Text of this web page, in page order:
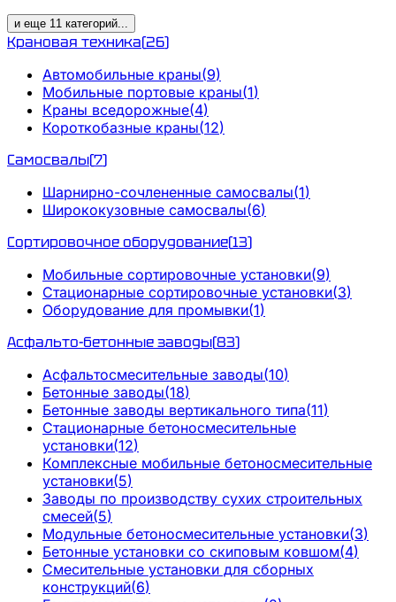
и еще 11 категорий...
Крановая техника(26)
Автомобильные краны(9)
Мобильные портовые краны(1)
Краны вседорожные(4)
Короткобазные краны(12)
Самосвалы(7)
Шарнирно-сочлененные самосвалы(1)
Ширококузовные самосвалы(6)
Сортировочное оборудование(13)
Мобильные сортировочные установки(9)
Стационарные сортировочные установки(3)
Оборудование для промывки(1)
Асфальто-бетонные заводы(83)
Асфальтосмесительные заводы(10)
Бетонные заводы(18)
Бетонные заводы вертикального типа(11)
Стационарные бетоносмесительные
установки(12)
Комплексные мобильные бетоносмесительные
установки(5)
Заводы по производству сухих строительных
смесей(5)
Модульные бетоносмесительные установки(3)
Бетонные установки со скиповым ковшом(4)
Смесительные установки для сборных
конструкций(6)